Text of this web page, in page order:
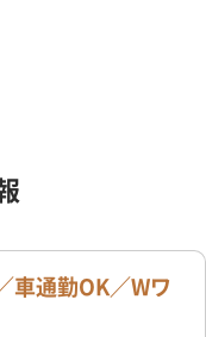
車通勤OK／Wワ